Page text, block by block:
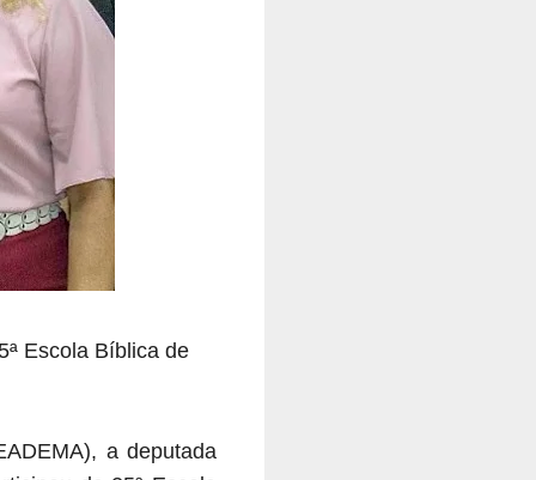
Escola Bíblica de
a deputada